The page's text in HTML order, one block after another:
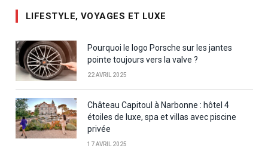
LIFESTYLE, VOYAGES ET LUXE
Pourquoi le logo Porsche sur les jantes
pointe toujours vers la valve ?
22 AVRIL 2025
Château Capitoul à Narbonne : hôtel 4
étoiles de luxe, spa et villas avec piscine
privée
17 AVRIL 2025